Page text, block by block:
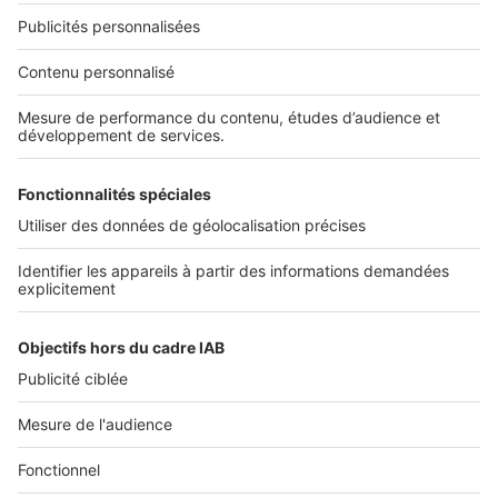
NOS APPLICATIONS
Découvrez nos applications
Tous nos services pro
Accès client
Mes annonces sur SeLoger
À DÉCOUVRIR
Tout l'immobilier
Toutes les villes
Tous les départements
Toutes les régions